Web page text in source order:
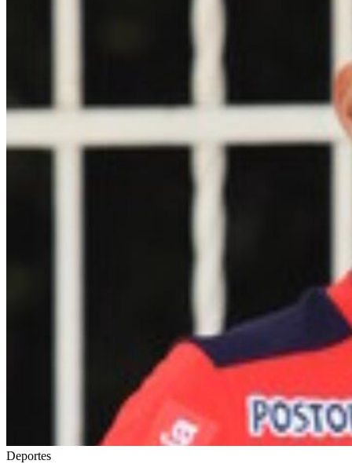
Deportes